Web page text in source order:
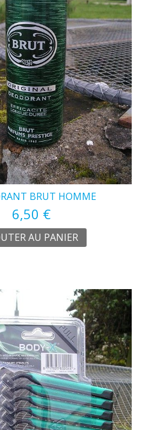
BRUT HOMME
6,50 €
AU PANIER